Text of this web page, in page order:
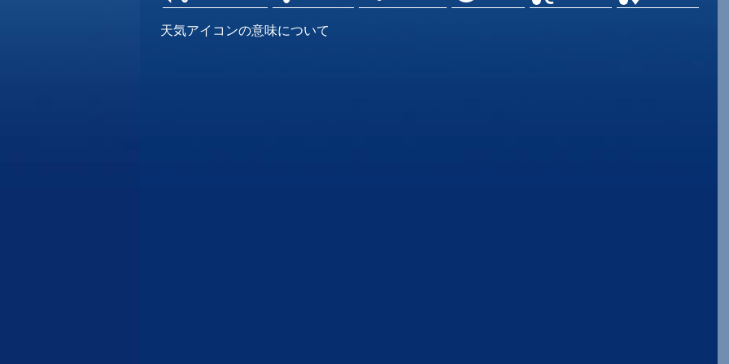
天気アイコンの意味について